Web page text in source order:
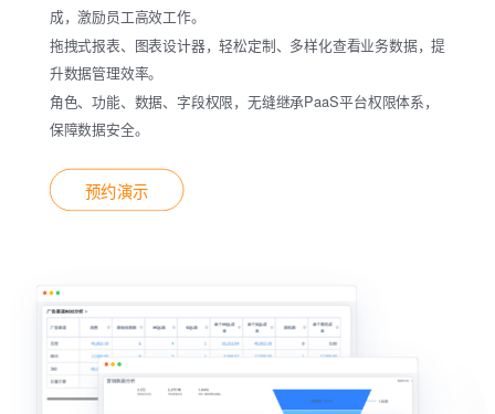
成，激励员工高效工作。
拖拽式报表、图表设计器，轻松定制、多样化查看业务数据，提
升数据管理效率。
角色、功能、数据、字段权限，无缝继承PaaS平台权限体系，
保障数据安全。
预约演示